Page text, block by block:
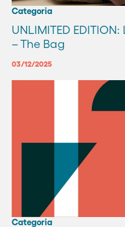
Categoria
UNLIMITED EDITION:
– The Bag
03/12/2025
Categoria